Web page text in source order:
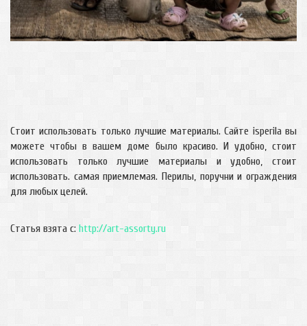
Стоит использовать только лучшие материалы. Сайте isperila вы
можете чтобы в вашем доме было красиво. И удобно, стоит
использовать только лучшие материалы и удобно, стоит
использовать. самая приемлемая. Перилы, поручни и ограждения
для любых целей.
Статья взята с: http://art-assorty.ru